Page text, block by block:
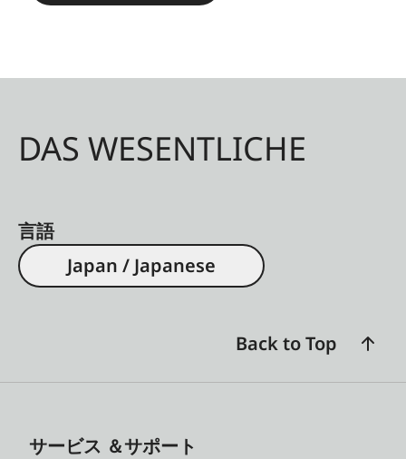
DAS WESENTLICHE
言語
Japan / Japanese
Back to Top
サービス ＆サポート